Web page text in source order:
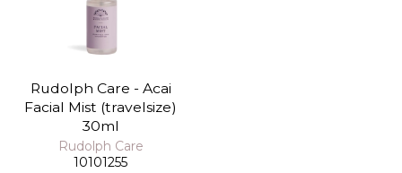
Rudolph Care - Acai
Facial Mist (travelsize)
30ml
Rudolph Care
10101255